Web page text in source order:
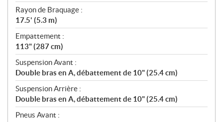
Rayon de Braquage :
17.5' (5.3 m)
Empattement :
113" (287 cm)
Suspension Avant :
Double bras en A, débattement de 10" (25.4 cm)
Suspension Arrière :
Double bras en A, débattement de 10" (25.4 cm)
Pneus Avant :